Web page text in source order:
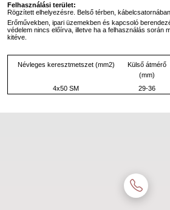
Felhasználási terület:
Rögzített elhelyezésre. Belső térben,
Erőművekben, ipari üzemekben és kapcsoló
védelem nincs előírva, illetve ha a felhasználás során
kitéve.
Névleges keresztmetszet (mm2)
Külső átmérő
(mm)
4x50 SM 29-36